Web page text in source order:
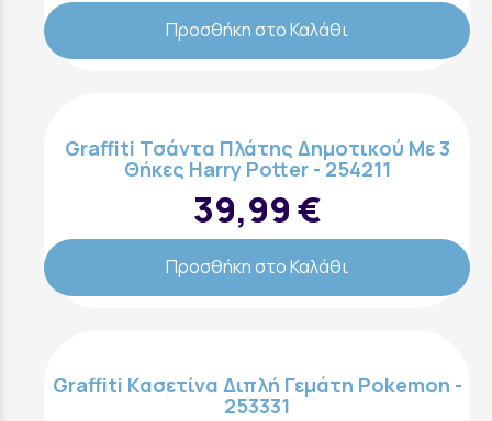
Προσθήκη στο Καλάθι
Graffiti Τσάντα Πλάτης Δημοτικού Mε 3
Θήκες Harry Potter - 254211
39,99 €
Προσθήκη στο Καλάθι
Graffiti Κασετίνα Διπλή Γεμάτη Pokemon -
253331